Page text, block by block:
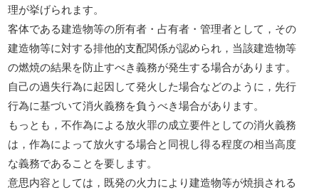
理が挙げられます。
客体である建造物等の所有者・占有者・管理者として，その
建造物等に対する排他的支配関係が認められ，当該建造物等
の燃焼の結果を防止すべき義務が発生する場合があります。
自己の過失行為に起因して発火した場合などのように，先行
行為に基づいて消火義務を負うべき場合があります。
もっとも，不作為による放火罪の成立要件としての消火義務
は，作為によって放火する場合と同視し得る程度の相当高度
な義務であることを要します。
意思内容としては，既発の火力により建造物等が焼損される